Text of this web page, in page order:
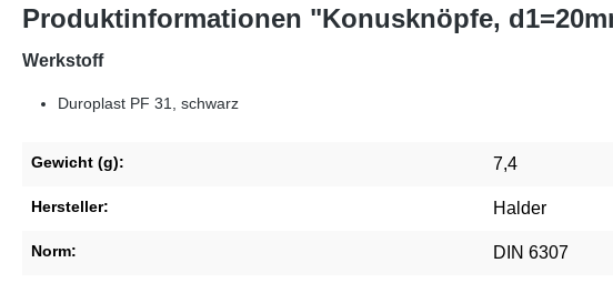
Produktinformationen "Konusknöpfe,
Werkstoff
Duroplast PF 31, schwarz
Gewicht (g): 7,4
Hersteller: Halder
Norm: DIN 6307